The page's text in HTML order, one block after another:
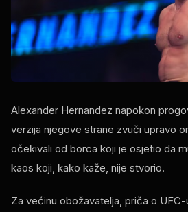
Alexander Hernandez napokon
verzija njegove strane zvuči upravo
očekivali od borca ​​koji je osjetio da
kaos koji, kako kaže, nije stvorio.
Za većinu obožavatelja, priča o UFC-